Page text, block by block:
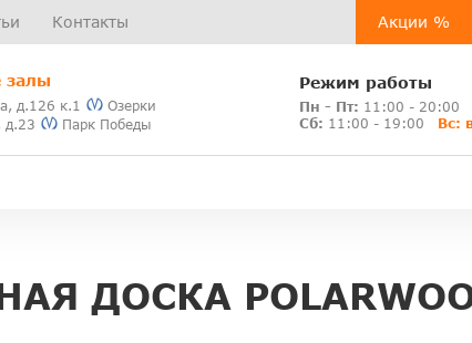
Контакты Акции %
залы
д.126 к.1
Озерки
д.23
Парк Победы
Режим работы
Пн - Пт: 11:00 - 20:00
Сб: 11:00 - 19:00 Вс:
ДОСКА